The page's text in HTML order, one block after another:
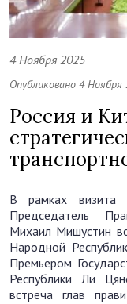
4 Ноября 2025
Опубликовано 4 Ноября
Россия и
В рамках визита
Председатель
Михаил Мишустин
Народной
Премьером
Республики Ли
встреча глав